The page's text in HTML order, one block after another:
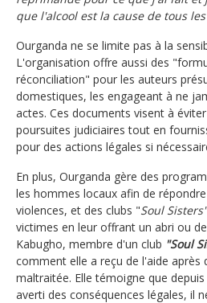
que l'alcool est la cause de tous
Ourganda ne se limite pas à la
L'organisation offre aussi des
réconciliation" pour les auteurs
domestiques, les engageant à ne
actes. Ces documents visent à
poursuites judiciaires tout en
pour des actions légales si
En plus, Ourganda gère des
les hommes locaux afin de
violences, et des clubs "Soul Sisters"
victimes en leur offrant un abri ou
Kabugho, membre d'un club "Soul
comment elle a reçu de l'aide après
maltraitée. Elle témoigne que
averti des conséquences légales, il